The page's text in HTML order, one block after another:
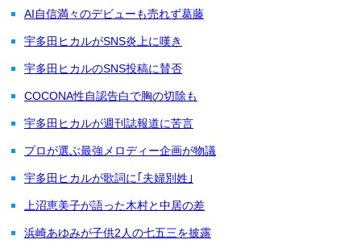
AI自信満々のデビューも売れず葛藤
宇多田ヒカルがSNS炎上に嘆き
宇多田ヒカルのSNS投稿に賛否
COCONA性自認告白で胸の切除も
宇多田ヒカルが週刊誌報道に苦言
プロが選ぶ最強メロディー企画が物議
宇多田ヒカルが歌詞に｢夫婦別姓｣
上沼恵美子が語った木村と中居の差
浜崎あゆみが子供2人の七五三を披露